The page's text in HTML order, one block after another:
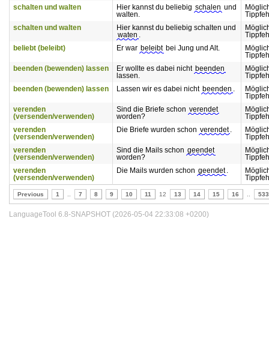
schalten und walten
Hier kannst du beliebig schalen und
walten.
schalten und walten
Hier kannst du beliebig schalten und
waten .
beliebt (beleibt)
Er war beleibt bei Jung und Alt.
beenden (bewenden) lassen
Er wollte es dabei nicht beenden
lassen.
beenden (bewenden) lassen
Lassen wir es dabei nicht beenden .
verenden
(versenden/verwenden)
Sind die Briefe schon verendet
worden?
verenden
(versenden/verwenden)
Die Briefe wurden schon verendet .
verenden
(versenden/verwenden)
Sind die Mails schon geendet
worden?
verenden
(versenden/verwenden)
Die Mails wurden schon geendet .
Previous 1 7 8 9 10 11 12 13 14 15 16 533
LanguageTool 6.8-SNAPSHOT (2026-05-04 22:33:08 +0200)